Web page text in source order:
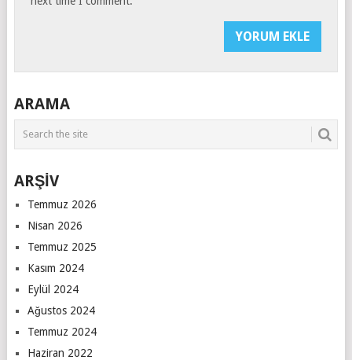
ARAMA
ARŞİV
Temmuz 2026
Nisan 2026
Temmuz 2025
Kasım 2024
Eylül 2024
Ağustos 2024
Temmuz 2024
Haziran 2022